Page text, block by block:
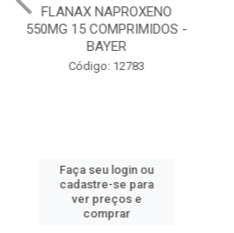
FLANAX NAPROXENO
550MG 15 COMPRIMIDOS -
BAYER
Código: 12783
Faça seu login ou
cadastre-se para
ver preços e
comprar